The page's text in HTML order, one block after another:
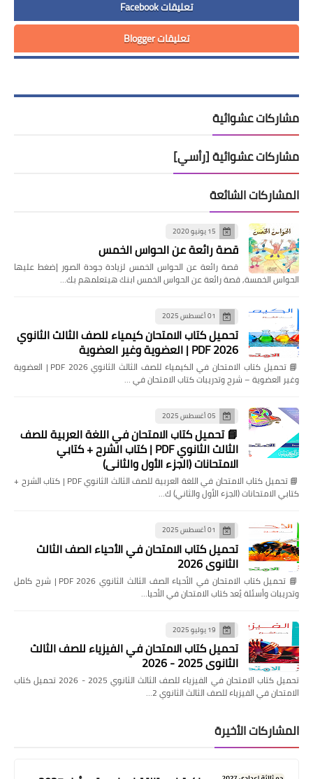
تعليقات Facebook
تعليقات Blogger
مشاركات عشوائية
مشاركات عشوائية [رأسي]
المشاركات الشائعة
15 يونيو 2020
قصة رائعة عن الحواس الخمس
قصة رائعة عن الحواس الخمس لزيادة جودة الصور إضغط عليها
الحواس الخمسة, قصة رائعة عن الحواس الخمس ابنك هيتعلمهم بك…
01 أغسطس 2025
تحميل كتاب الامتحان كيمياء للصف الثالث الثانوي
2026 PDF | العضوية وغير العضوية
📘 تحميل كتاب الامتحان في الكيمياء للصف الثالث الثانوي 2026 PDF | العضوية
وغير العضوية – شرح وتدريبات كتاب الامتحان في …
05 أغسطس 2025
📘 تحميل كتاب الامتحان في اللغة العربية للصف
الثالث الثانوي PDF | كتاب الشرح + كتابي
الامتحانات (الجزء الأول والثاني)
📘 تحميل كتاب الامتحان في اللغة العربية للصف الثالث الثانوي PDF | كتاب الشرح +
كتابي الامتحانات (الجزء الأول والثاني) ك…
01 أغسطس 2025
تحميل كتاب الامتحان في الأحياء الصف الثالث
الثانوي 2026
📘 تحميل كتاب الامتحان في الأحياء الصف الثالث الثانوي 2026 PDF | شرح كامل
وتدريبات وأسئلة يُعد كتاب الامتحان في الأحيا…
19 يوليو 2025
تحميل كتاب الامتحان في الفيزياء للصف الثالث
الثانوي 2025 - 2026
تحميل كتاب الامتحان في الفيزياء للصف الثالث الثانوي 2025 - 2026 تحميل كتاب
الامتحان في الفيزياء للصف الثالث الثانوي 2…
المشاركات الأخيرة